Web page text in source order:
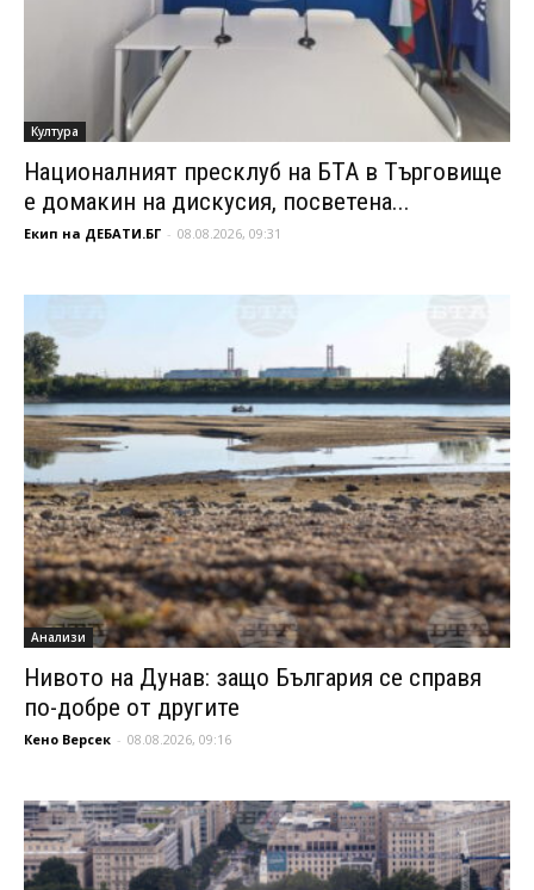
Култура
Националният пресклуб на БТА в Търговище
е домакин на дискусия, посветена...
Екип на ДЕБАТИ.БГ - 08.08.2026, 09:31
Анализи
Нивото на Дунав: защо България се справя
по-добре от другите
Кено Версек - 08.08.2026, 09:16